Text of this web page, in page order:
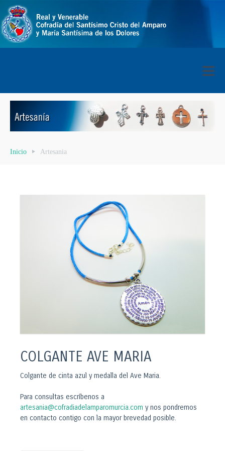
Inicio Artesania
COLGANTE AVE MARIA
Colgante de cinta azul y medalla del Ave Maria.
Para consultas escríbenos a
artesania@cofradiadelamparomurcia.com y nos pondremos
en contacto contigo con la mayor brevedad posible.